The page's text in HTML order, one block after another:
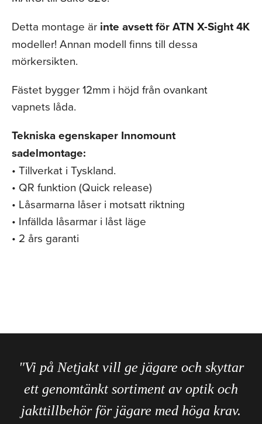
Detta montage är inte avsett för ATN X-Sight 4K
modeller! Annan modell finns till dessa
mörkersikten.
Fästet bygger 12mm i höjd från ovankant
vapnets låda.
Tekniska egenskaper Innomount
sadelmontage:
• Tillverkat i Tyskland.
• QR funktion (Quick release)
• Låsarmarna låser i motsatt riktning
• Infällda låsarmar i låst läge
• 2 års garanti
"Vi på Netjakt vill ge jägare och skyttar
ett genomtänkt sortiment av optik och
jakttillbehör för jägare med höga krav.